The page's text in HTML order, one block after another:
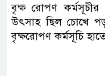
বৃক্ষ রোপণ কর্মসূচীর
উৎসাহ ছিল চোখে
বৃক্ষরোপণ কর্মসূচি হাতে